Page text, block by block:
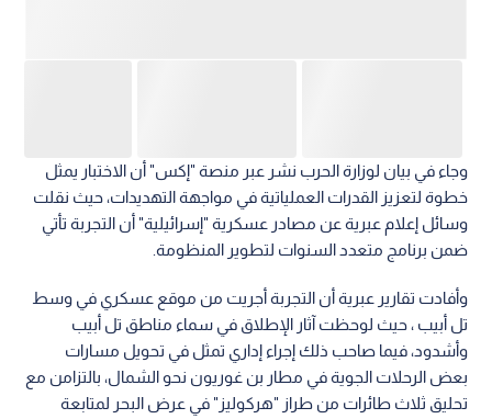
وجاء في بيان لوزارة الحرب نشر عبر منصة "إكس" أن الاختبار يمثل
خطوة لتعزيز القدرات العملياتية في مواجهة التهديدات، حيث نقلت
وسائل إعلام عبرية عن مصادر عسكرية "إسرائيلية" أن التجربة تأتي
ضمن برنامج متعدد السنوات لتطوير المنظومة.
وأفادت تقارير عبرية أن التجربة أجريت من موقع عسكري في وسط
تل أبيب ، حيث لوحظت آثار الإطلاق في سماء مناطق تل أبيب
وأشدود، فيما صاحب ذلك إجراء إداري تمثل في تحويل مسارات
بعض الرحلات الجوية في مطار بن غوريون نحو الشمال، بالتزامن مع
تحليق ثلاث طائرات من طراز "هركوليز" في عرض البحر لمتابعة